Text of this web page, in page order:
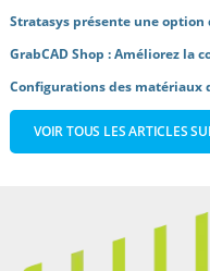
Stratasys présente une
GrabCAD Shop : Améliorez la
Configurations des matériaux
VOIR TOUS LES ARTICLES